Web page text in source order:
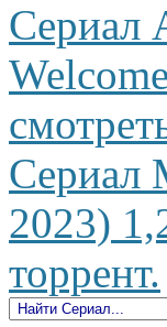
Сериал
Сериал
2023)
торрент.